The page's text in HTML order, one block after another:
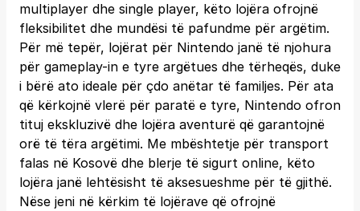
multiplayer dhe single player, këto lojëra ofrojnë
fleksibilitet dhe mundësi të pafundme për argëtim.
Për më tepër, lojërat për Nintendo janë të njohura
për gameplay-in e tyre argëtues dhe tërheqës, duke
i bërë ato ideale për çdo anëtar të familjes. Për ata
që kërkojnë vlerë për paratë e tyre, Nintendo ofron
tituj ekskluzivë dhe lojëra aventurë që garantojnë
orë të tëra argëtimi. Me mbështetje për transport
falas në Kosovë dhe blerje të sigurt online, këto
lojëra janë lehtësisht të aksesueshme për të gjithë.
Nëse jeni në kërkim të lojërave që ofrojnë